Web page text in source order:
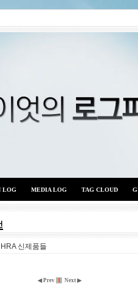
LOG MEDIA LOG TAG CLOUD
신제품들
◀ Prev 1 Next ▶